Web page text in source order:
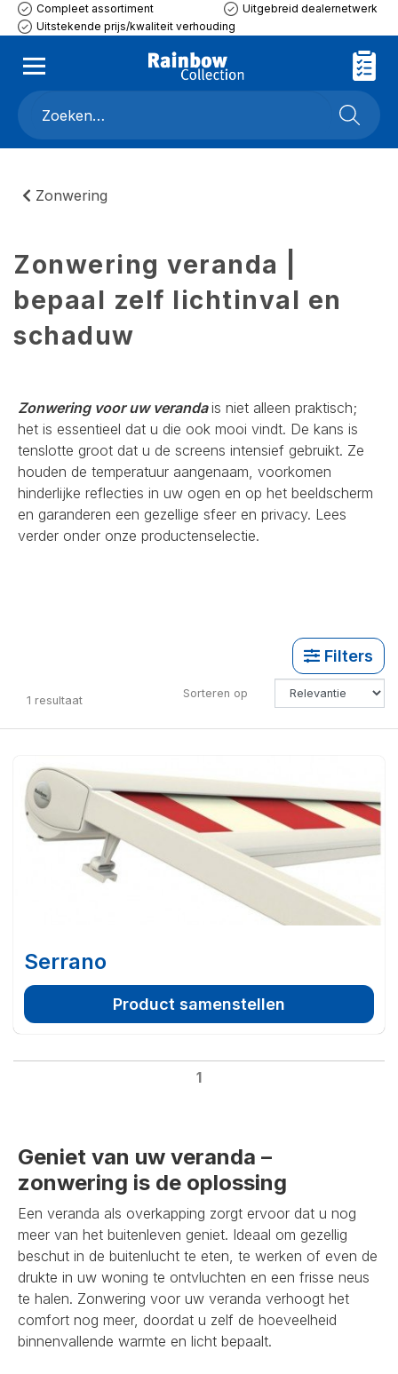
Compleet assortiment
Uitgebreid dealernetwerk
Uitstekende prijs/kwaliteit verhouding
Zonwering
Zonwering veranda |
bepaal zelf lichtinval en
schaduw
Zonwering voor uw verandais niet alleen praktisch;
het is essentieel dat u die ook mooi vindt. De kans is
tenslotte groot dat u de screens intensief gebruikt. Ze
houden de temperatuur aangenaam, voorkomen
hinderlijke reflecties in uw ogen en op het beeldscherm
en garanderen een gezellige sfeer en privacy. Lees
verder onder onze productenselectie.
Filters
1 resultaat Sorteren op
Serrano
Product samenstellen
1
Geniet van uw veranda –
zonwering is de oplossing
Een veranda als overkapping zorgt ervoor dat u nog
meer van het buitenleven geniet. Ideaal om gezellig
beschut in de buitenlucht te eten, te werken of even de
drukte in uw woning te ontvluchten en een frisse neus
te halen. Zonwering voor uw veranda verhoogt het
comfort nog meer, doordat u zelf de hoeveelheid
binnenvallende warmte en licht bepaalt.